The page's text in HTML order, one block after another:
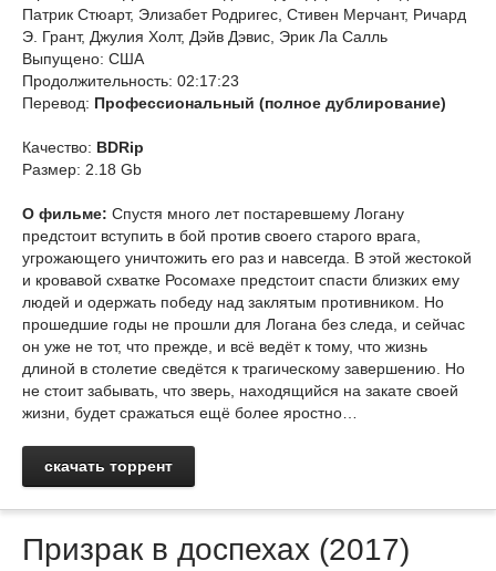
Патрик Стюарт, Элизабет Родригес, Стивен Мерчант, Ричард
Э. Грант, Джулия Холт, Дэйв Дэвис, Эрик Ла Салль
Выпущено: США
Продолжительность: 02:17:23
Перевод: Профессиональный (полное дублирование)
Качество: BDRip
Размер: 2.18 Gb
О фильме: Спустя много лет постаревшему Логану
предстоит вступить в бой против своего старого врага,
угрожающего уничтожить его раз и навсегда. В этой жестокой
и кровавой схватке Росомахе предстоит спасти близких ему
людей и одержать победу над заклятым противником. Но
прошедшие годы не прошли для Логана без следа, и сейчас
он уже не тот, что прежде, и всё ведёт к тому, что жизнь
длиной в столетие сведётся к трагическому завершению. Но
не стоит забывать, что зверь, находящийся на закате своей
жизни, будет сражаться ещё более яростно…
скачать торрент
Призрак в доспехах (2017)